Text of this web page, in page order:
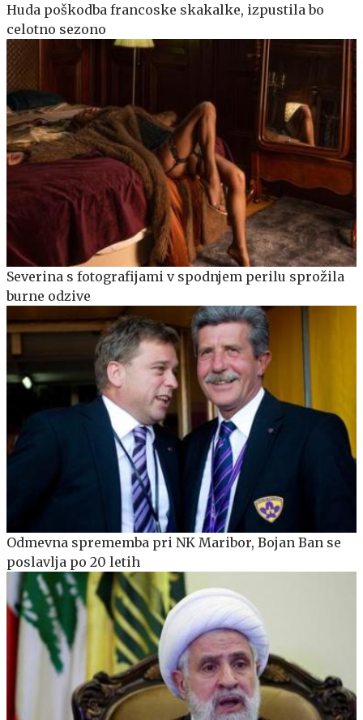
Huda poškodba francoske skakalke, izpustila bo
celotno sezono
Severina s fotografijami v spodnjem perilu sprožila
burne odzive
Odmevna sprememba pri NK Maribor, Bojan Ban se
poslavlja po 20 letih